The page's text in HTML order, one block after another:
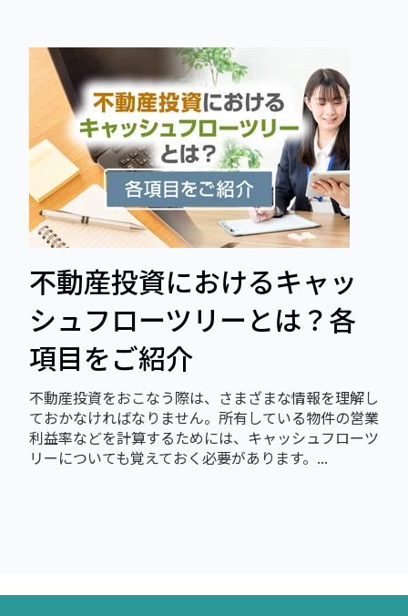
不動産投資におけるキャッ
シュフローツリーとは？各
項目をご紹介
不動産投資をおこなう際は、さまざまな情報を理解し
ておかなければなりません。所有している物件の営業
利益率などを計算するためには、キャッシュフローツ
リーについても覚えておく必要があります。...